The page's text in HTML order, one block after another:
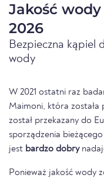
Jakość
2026
Bezpieczna kąpiel
wody
W 2021 ostatni raz
Maimoni, która
został przekazany do
sporządzenia
jest bardzo dobry
Ponieważ jakość wody